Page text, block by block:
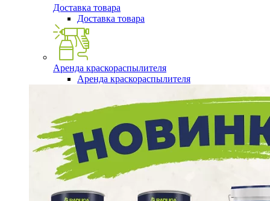
Доставка товара
Доставка товара
Аренда краскораспылителя
Аренда краскораспылителя